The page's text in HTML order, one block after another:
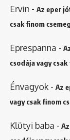
Ervin - Az eper
csak finom
Eprespanna -
csodája vagy
Énvagyok - Az
vagy csak finom
Klütyi baba -